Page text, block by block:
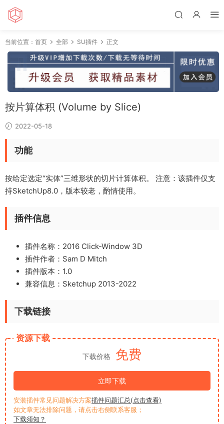
当前位置： 首页 全部 SU插件 正文
按片算体积 (Volume by Slice)
2022-05-18
功能
按给定选定“实体”三维形状的切片计算体积。 注意：该插件仅支
持SketchUp8.0，版本较老，酌情使用。
插件信息
插件名称：2016 Click-Window 3D
插件作者：Sam D Mitch
插件版本：1.0
兼容信息：Sketchup 2013-2022
下载链接
资源下载
下载价格 免费
立即下载
安装插件常见问题解决方案插件问题汇总(点击查看)
如文章无法排除问题，请点击右侧联系客服；
下载须知？